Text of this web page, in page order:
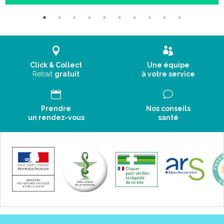
En gynécologie : en cas de règles irrégulières et abondantes,
des seins, atrophie des mamelons, faiblesse ou état de grande
INFORMATIONS COMPLÉMENTAIRES:
Indications:
Contre-indications:
Ce médicament contient du saccharose et du lactose. Si vous
êtes intolérants à certains sucres, demandez l'avis de votre
Ce médicament est déconseillé chez les patients présentant
Click & Collect
Retrait gratuit
Une équipe
à votre service
Prendre
un rendez-vous
Nos conseils
santé